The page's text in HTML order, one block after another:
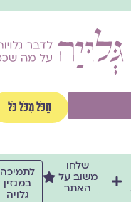
הַכֹּל מִכֹּל כֹּל
שלחו
משוב על
האתר
לתמיכה
במגזין
גלויה